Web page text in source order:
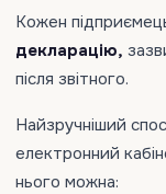
Кожен
декларацію,
після звітного.
Найзручніший
електронний
нього можна: